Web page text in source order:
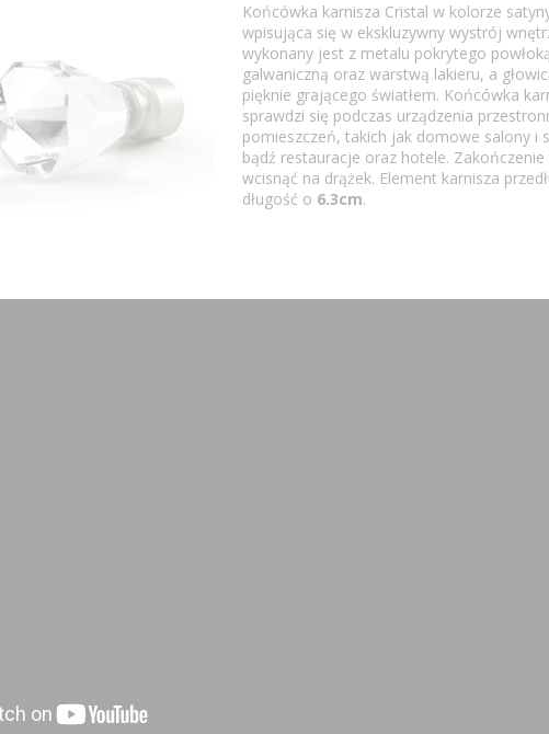
Końcówka karnisza Cristal w kolorze
wpisująca się w ekskluzywny wystrój
wykonany jest z metalu pokrytego
galwaniczną oraz warstwą lakieru, a
pięknie grającego światłem. Końcówka
sprawdzi się podczas urządzenia
pomieszczeń, takich jak domowe salony i
bądź restauracje oraz hotele.
wcisnąć na drążek. Element karnisza
długość o 6.3cm.